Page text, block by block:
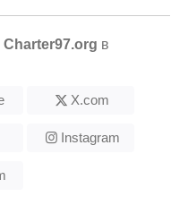
Charter97.org в
X.com
Instagram